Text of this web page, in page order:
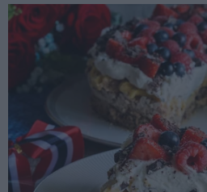
Hopp
hovedinnhold